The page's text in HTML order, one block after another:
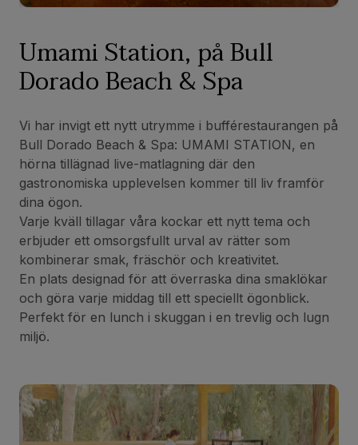
Umami Station, på Bull
Dorado Beach & Spa
Vi har invigt ett nytt utrymme i bufférestaurangen på
Bull Dorado Beach & Spa: UMAMI STATION, en
hörna tillägnad live-matlagning där den
gastronomiska upplevelsen kommer till liv framför
dina ögon.
Varje kväll tillagar våra kockar ett nytt tema och
erbjuder ett omsorgsfullt urval av rätter som
kombinerar smak, fräschör och kreativitet.
En plats designad för att överraska dina smaklökar
och göra varje middag till ett speciellt ögonblick.
Perfekt för en lunch i skuggan i en trevlig och lugn
miljö.